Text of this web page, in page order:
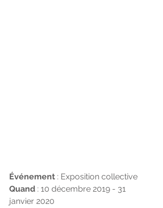
Événement : Exposition collective
Quand : 10 décembre 2019 - 31
janvier 2020